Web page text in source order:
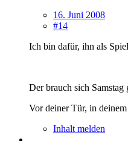
16. Juni 2008
#14
Ich bin dafür, ihn als
Der brauch sich Samstag
Vor deiner Tür, in
Inhalt melden